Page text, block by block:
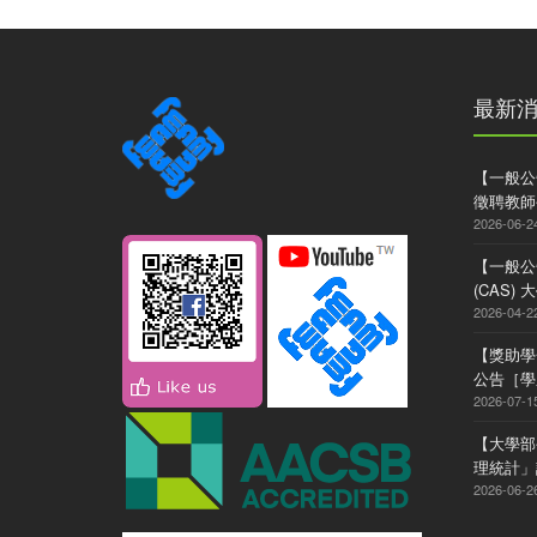
最新
【一般
徵聘教
2026-06-
【一般
(CAS)
2026-04-
【獎助
公告［
2026-07-
【大學
理統計
2026-06-